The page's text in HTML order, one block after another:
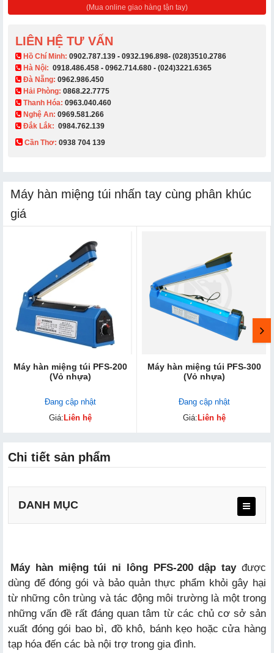
(Mua online giao hàng tận tay)
LIÊN HỆ TƯ VẤN
​ Hồ Chí Minh: 0902.787.139 - 0932.196.898- (028)3510.2786
Hà Nội: 0918.486.458 - 0962.714.680 - (024)3221.6365
Đà Nẵng: 0962.986.450
Hải Phòng: 0868.22.7775
Thanh Hóa: 0963.040.460
Nghệ An: 0969.581.266
Đắk Lắk: 0984.762.139
Cần Thơ: 0938 704 139​
Máy hàn miệng túi nhấn tay cùng phân khúc
giá
Máy hàn miệng túi PFS-200
(Vỏ nhựa)
Đang cập nhật
Giá: Liên hệ
Máy hàn miệng túi PFS-300
(Vỏ nhựa)
Đang cập nhật
Giá: Liên hệ
Chi tiết sản phẩm
DANH MỤC
Máy hàn miệng túi ni lông PFS-200 dập tayđược
dùng để đóng gói và bảo quản thực phẩm khỏi gây hại
từ những côn trùng và tác động môi trường là một trong
những vấn đề rất đáng quan tâm từ các chủ cơ sở sản
xuất đóng gói bao bì, đồ khô, bánh kẹo hoặc cửa hàng
tạp hóa đến các bà nội trợ trong gia đình.